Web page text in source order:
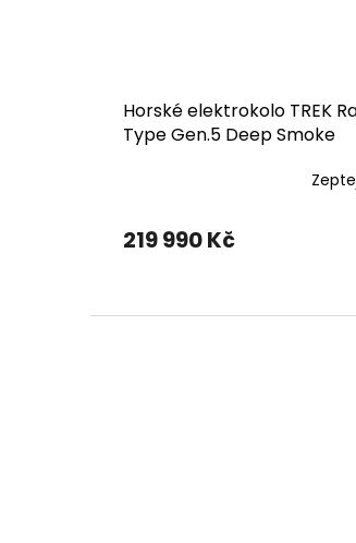
Horské elektrokolo TREK
Type Gen.5 Deep Smoke
219 990 Kč